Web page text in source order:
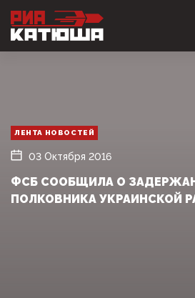
ЛЕНТА НОВОСТЕЙ
03 Октября 2016
ФСБ СООБЩИЛА О
ПОЛКОВНИКА УКРАИНСКОЙ